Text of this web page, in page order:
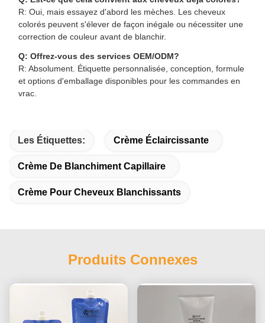
R: Oui, mais essayez d'abord les mèches. Les cheveux
colorés peuvent s'élever de façon inégale ou nécessiter une
correction de couleur avant de blanchir.
Q: Offrez-vous des services OEM/ODM?
R: Absolument. Étiquette personnalisée, conception, formule
et options d'emballage disponibles pour les commandes en
vrac.
Les Étiquettes: Crème Éclaircissante
Crème De Blanchiment Capillaire
Crème Pour Cheveux Blanchissants
Produits Connexes